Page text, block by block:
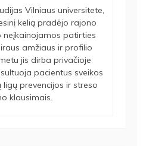
Vilniaus universitete,
kelią pradėjo rajono
neįkainojamos patirties
amžiaus ir profilio
jis dirba privačioje
pacientus sveikos
ligų prevencijos ir streso
klausimais.